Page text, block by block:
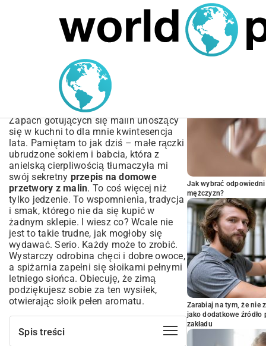
MARIUSZ ŁAMAGA 04.10.2025
Przepis na domowe
przetwory z malin: Dżem,
Sok i Konfitura
Zapach gotujących się malin unoszący
się w kuchni to dla mnie kwintesencja
lata. Pamiętam to jak dziś – małe rączki
ubrudzone sokiem i babcia, która z
anielską cierpliwością tłumaczyła mi
swój sekretny przepis na domowe
przetwory z malin. To coś więcej niż
tylko jedzenie. To wspomnienia, tradycja
i smak, którego nie da się kupić w
żadnym sklepie. I wiesz co? Wcale nie
jest to takie trudne, jak mogłoby się
wydawać. Serio. Każdy może to zrobić.
Wystarczy odrobina chęci i dobre owoce,
a spiżarnia zapełni się słoikami pełnymi
letniego słońca. Obiecuję, że zimą
podziękujesz sobie za ten wysiłek,
otwierając słoik pełen aromatu.
Spis treści
Jak wybrać
mężczyzn?
Zarabiaj na tym, że nie
jako dodatkowe
zakładu